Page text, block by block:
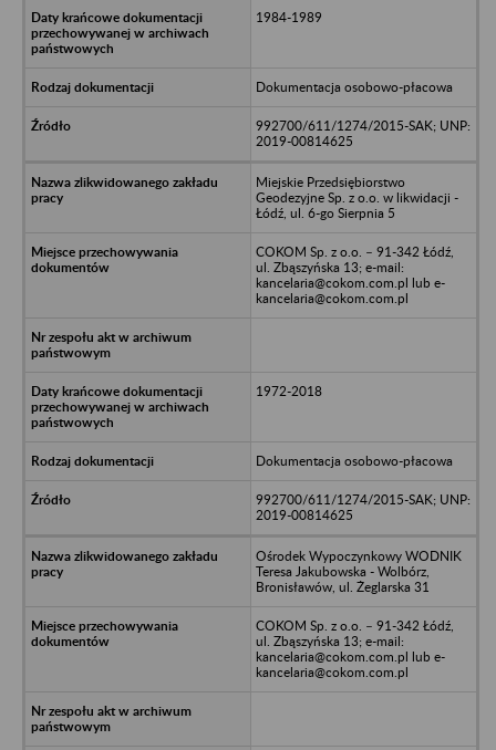
1984-1989
Dokumentacja osobowo-płacowa
992700/611/1274/2015-SAK; UNP:
2019-00814625
Miejskie Przedsiębiorstwo
Geodezyjne Sp. z o.o. w likwidacji -
Łódź, ul. 6-go Sierpnia 5
COKOM Sp. z o.o. – 91-342 Łódź,
ul. Zbąszyńska 13; e-mail:
kancelaria@cokom.com.pl lub e-
kancelaria@cokom.com.pl
1972-2018
Dokumentacja osobowo-płacowa
992700/611/1274/2015-SAK; UNP:
2019-00814625
Ośrodek Wypoczynkowy WODNIK
Teresa Jakubowska - Wolbórz,
Bronisławów, ul. Żeglarska 31
COKOM Sp. z o.o. – 91-342 Łódź,
ul. Zbąszyńska 13; e-mail:
kancelaria@cokom.com.pl lub e-
kancelaria@cokom.com.pl